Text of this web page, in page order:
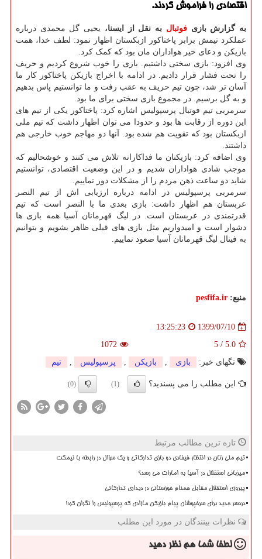
اقتصادی را فراموش كردند.
به گزارش بازیفوتبال به نقل از ایسنا، یحیی گل محمدی درباره
عملکرد تیمش برابر پاختاکور ازبکستان اظهار نمود: لطف خدا، همت
بازیکن و دعای خیر هواداران مان بود که کمک کرد.
وی افزود: بازی سختی داشتیم. بازی را خوب شروع کردیم و حریف
را تحت فشار قرار دادیم. در ادامه با اخراج بازیکن پاختاکور کار ما
آسان تر شد، چون تیم حریف به عقب رفت و ما توانستیم پاس بدهیم
و به گل برسیم. در مجموع بازی سختی برای ما بود.
سرمربی تیم فوتبال پرسپولیس اشاره کرد: پاختاکور یکی از تیم های
این دوره از رقابت ها بود و حدودا می توان اظهار داشت که تیم ملی
ازبکستان بود که تقویت هم شده بود. آنها دو مهاجم خوب خارجی هم
داشتند.
وی اضافه کرد: بازیکنان ما فداکارانه تلاش می کنند و خوشحالیم که
موجب شادی هواداران شدیم و در این وضعیت اقتصادی، توانستیم
شاید دو ساعت ذهن مردم را از مشکلات دور نماییم.
سرمربی پرسپولیس در ادامه درباره ارزیابی اش از تیم النصر
عربستان هم اظهار داشت: بازی بعدی ما با النصر است که تیم
قدرتمندی در عربستان است. در لیگ قهرمانان آسیا همه بازی ها
دشوار است و امیدواریم مثل بازی های قبلی ظاهر بشویم و بتوانیم
به فینال لیگ قهرمانان آسیا صعود نماییم.
منبع: pesfifa.ir
1399/07/10
13:25:23
5.0
/
5
1072
تگهای خبر:
بازی , بازیكن , پرسپولیس , تیم
این مطلب را می پسندید؟ (1)
(0)
تازه ترین مطالب مرتبط
تیم ملی زنان در انتظار فیفادی دو بازی تدارکاتی و یک سؤال در رابطه با نیمکت
میزبانی استقلال در آسیا به امارات می رسد؟
پیروزی استقلال مقابل همنام خوزستانی در دیداری تدارکاتی
دردسر جدید برای سرخپوشان پیام بازیکن مازادی که پرسپولیس را نگران کرد!
نظرات بینندگان در مورد این مطلب
لطفا شما همنظر دهید